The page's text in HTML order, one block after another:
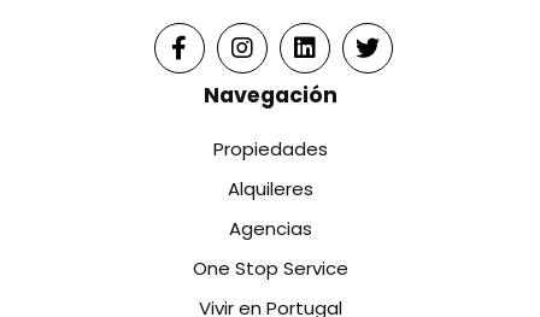
Navegación
Propiedades
Alquileres
Agencias
One Stop Service
Vivir en Portugal